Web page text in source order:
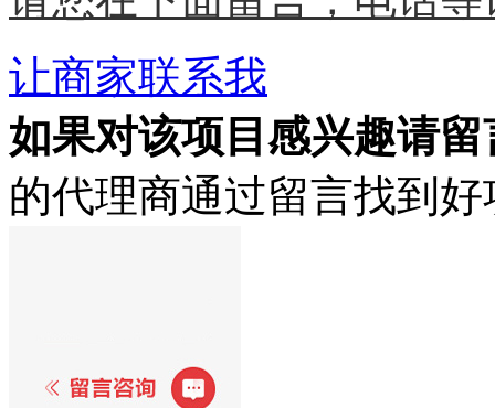
让商家联系我
如果对该项目感兴趣请留
的代理商通过留言找到